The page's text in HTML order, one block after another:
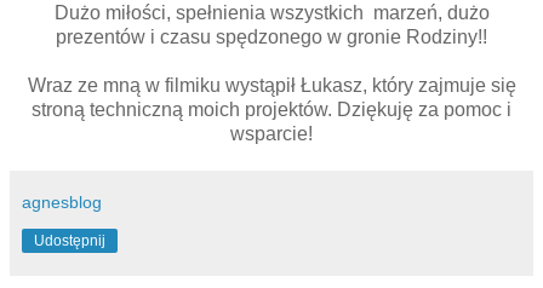
Dużo miłości, spełnienia wszystkich marzeń, dużo
prezentów i czasu spędzonego w gronie Rodziny!!
Wraz ze mną w filmiku wystąpił Łukasz, który zajmuje się
stroną techniczną moich projektów. Dziękuję za pomoc i
wsparcie!
agnesblog
Udostępnij